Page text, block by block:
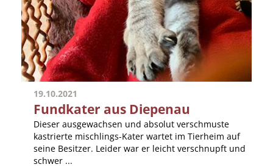
19.10.2021
Fundkater aus Diepenau
Dieser ausgewachsen und absolut verschmuste
kastrierte mischlings-Kater wartet im Tierheim auf
seine Besitzer. Leider war er leicht verschnupft und
schwer ...